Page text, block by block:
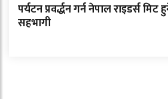
पर्यटन प्रवर्द्धन गर्न नेपाल राइडर्स
सहभागी